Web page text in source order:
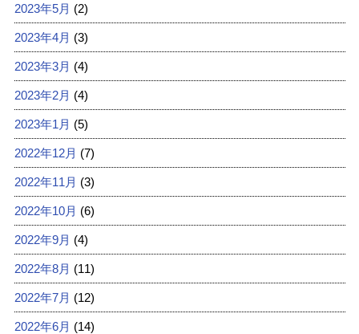
2023年5月 (2)
2023年4月 (3)
2023年3月 (4)
2023年2月 (4)
2023年1月 (5)
2022年12月 (7)
2022年11月 (3)
2022年10月 (6)
2022年9月 (4)
2022年8月 (11)
2022年7月 (12)
2022年6月 (14)